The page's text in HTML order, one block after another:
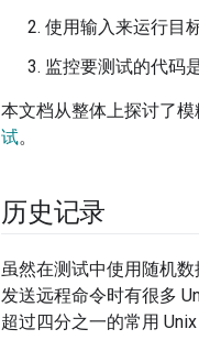
使用输入来运行目
监控要测试的代码
本文档从整体上探讨了
试。
历史记录
虽然在测试中使用随机
发送远程命令时有很多
超过四分之一的常用